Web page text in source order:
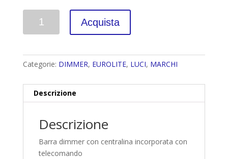
Acquista
Categorie: DIMMER, EUROLITE, LUCI, MARCHI
Descrizione
Descrizione
Barra dimmer con centralina incorporata con
telecomando